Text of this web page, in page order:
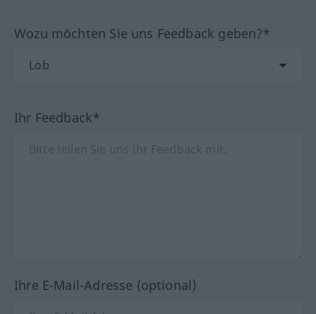
Wozu möchten Sie uns Feedback geben?*
Ihr Feedback*
Ihre E-Mail-Adresse (optional)